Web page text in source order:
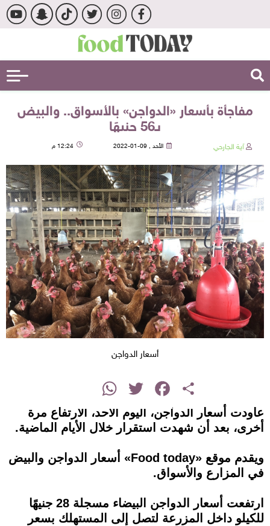
مفاجأة بأسعار «الدواجن» بالأسواق.. والبيض
بـ56 جنيهًا
آية الجارحي الأحد , 09-01-2022 12:24 م
أسعار الدواجن
Share
Facebook
Twitter
WhatsApp
عاودت أسعار الدواجن، اليوم الأحد، الارتفاع مرة
أخرى، بعد أن شهدت استقرار خلال الأيام الماضية.
ويقدم موقع «Food today» أسعار الدواجن والبيض
في المزارع والأسواق.
ارتفعت أسعار الدواجن البيضاء مسجلة 28 جنيهًا
للكيلو داخل المزرعة لتصل إلى المستهلك بسعر